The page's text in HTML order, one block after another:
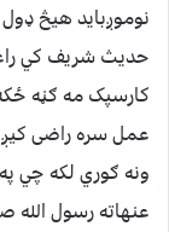
نوموږبايد هيڅ
حديث شريف کي
کارسپک مه ګڼه
عمل سره راضی
ونه ګوري لکه چي
عنهاته رسول الله